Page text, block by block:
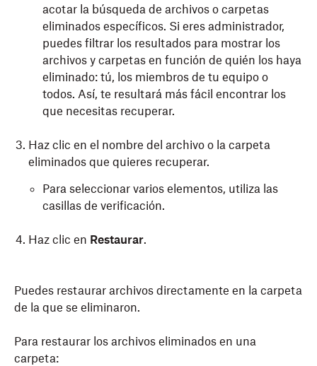
acotar la búsqueda de archivos o carpetas
eliminados específicos. Si eres administrador,
puedes filtrar los resultados para mostrar los
archivos y carpetas en función de quién los haya
eliminado: tú, los miembros de tu equipo o
todos. Así, te resultará más fácil encontrar los
que necesitas recuperar.
Haz clic en el nombre del archivo o la carpeta
eliminados que quieres recuperar.
Para seleccionar varios elementos, utiliza las
casillas de verificación.
Haz clic en Restaurar.
Puedes restaurar archivos directamente en la carpeta
de la que se eliminaron.
Para restaurar los archivos eliminados en una
carpeta: